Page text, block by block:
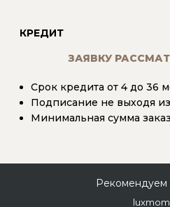
КРЕДИТ
ЗАЯВКУ
Срок кредита от 4 до 36
Подписание не выходя
Минимальная сумма
Рекомендуем